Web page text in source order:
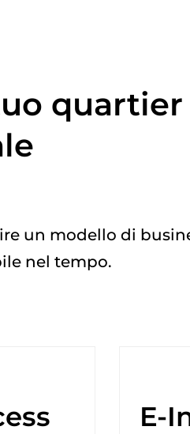
quartier
un modello di
nel tempo.
E-